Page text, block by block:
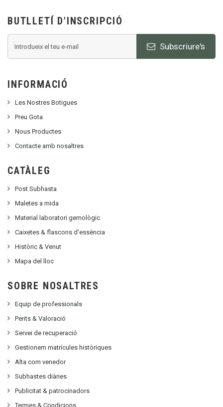
BUTLLETÍ D'INSCRIPCIÓ
Subscriure's
INFORMACIÓ
Les Nostres Botigues
Preu Gota
Nous Productes
Contacte amb nosaltres
CATÀLEG
Post Subhasta
Maletes a mida
Material laboratori gemològic
Caixetes & flascons d'essència
Històric & Venut
Mapa del lloc
SOBRE NOSALTRES
Equip de professionals
Perits & Valoració
Servei de recuperació
Gestionem matrícules històriques
Alta com venedor
Subhastes diàries
Publicitat & patrocinadors
Termes & Condicions